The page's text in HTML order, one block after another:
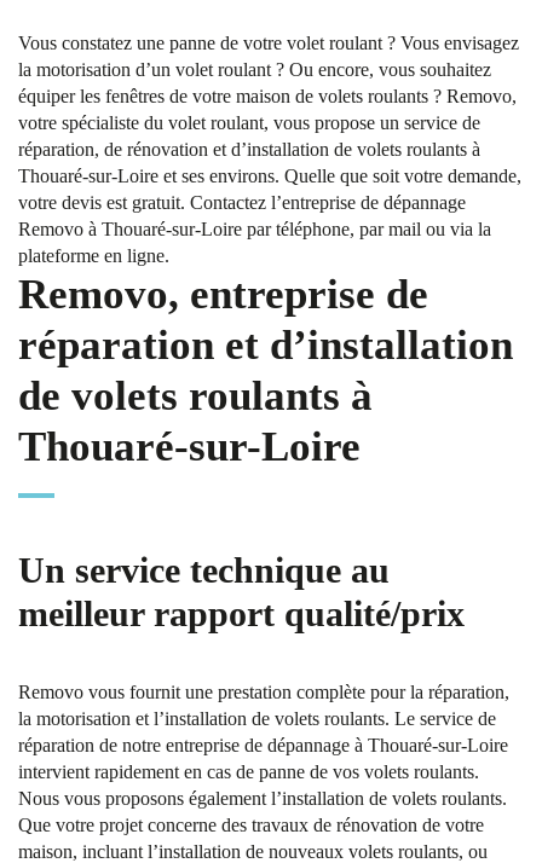
Vous constatez une panne de votre volet roulant ? Vous envisagez
la motorisation d’un volet roulant ? Ou encore, vous souhaitez
équiper les fenêtres de votre maison de volets roulants ? Removo,
votre spécialiste du volet roulant, vous propose un service de
réparation, de rénovation et d’installation de volets roulants à
Thouaré-sur-Loire et ses environs. Quelle que soit votre demande,
votre devis est gratuit. Contactez l’entreprise de dépannage
Removo à Thouaré-sur-Loire par téléphone, par mail ou via la
plateforme en ligne.
Removo, entreprise de
réparation et d’installation
de volets roulants à
Thouaré-sur-Loire
Un service technique au
meilleur rapport qualité/prix
Removo vous fournit une prestation complète pour la réparation,
la motorisation et l’installation de volets roulants. Le service de
réparation de notre entreprise de dépannage à Thouaré-sur-Loire
intervient rapidement en cas de panne de vos volets roulants.
Nous vous proposons également l’installation de volets roulants.
Que votre projet concerne des travaux de rénovation de votre
maison, incluant l’installation de nouveaux volets roulants, ou